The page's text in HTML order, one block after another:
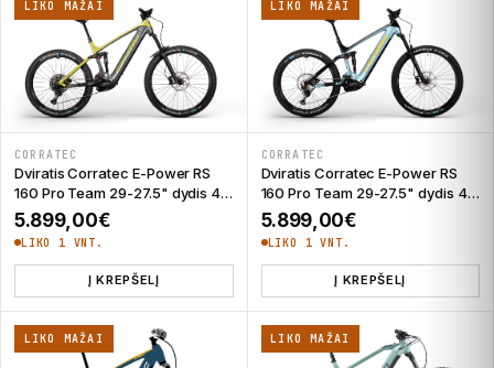
LIKO MAŽAI
CORRATEC
Dviratis Corratec E-Power RS
160 Pro Team 29-27.5" dydis 47
cm
5.899,00€
LIKO 1 VNT.
Į KREPŠELĮ
LIKO MAŽAI
CORRATEC
Dviratis Corratec E-Power RS
160 Pro Team 29-27.5" dydis 47
cm
5.899,00€
LIKO 1 VNT.
Į KREPŠELĮ
LIKO MAŽAI LIKO MAŽAI